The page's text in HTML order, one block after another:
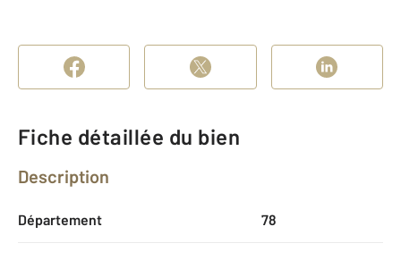
Fiche détaillée du bien
Description
Département 78